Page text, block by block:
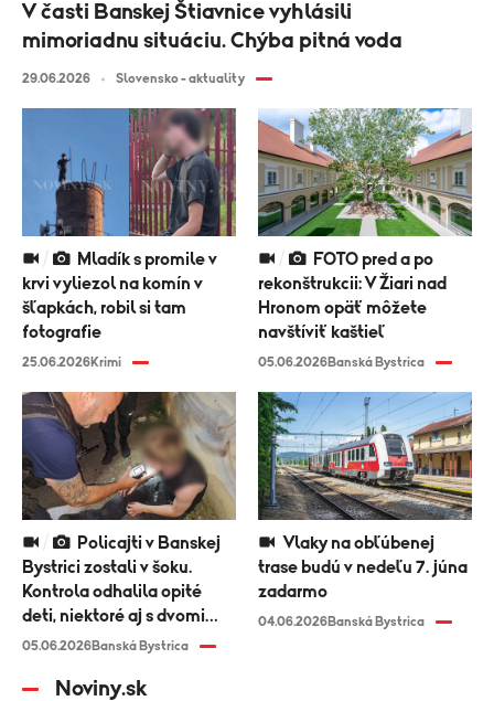
V časti Banskej Štiavnice vyhlásili
mimoriadnu situáciu. Chýba pitná voda
29.06.2026 Slovensko - aktuality
krvi vyliezol na komín v
šľapkách, robil si tam
fotografie
25.06.2026Krimi
rekonštrukcii: V Žiari nad
Hronom opäť môžete
navštíviť kaštieľ
05.06.2026Banská Bystrica
Bystrici zostali v šoku.
Kontrola odhalila opité
deti, niektoré aj s dvomi
promile
05.06.2026Banská Bystrica
trase budú v nedeľu 7. júna
zadarmo
04.06.2026Banská Bystrica
Noviny.sk